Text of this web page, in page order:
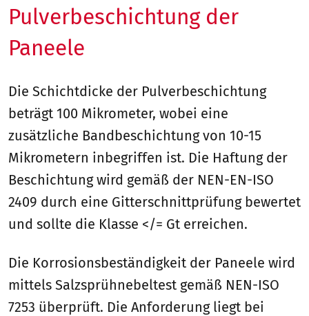
Pulverbeschichtung der
Paneele
Die Schichtdicke der Pulverbeschichtung
beträgt 100 Mikrometer, wobei eine
zusätzliche Bandbeschichtung von 10-15
Mikrometern inbegriffen ist. Die Haftung der
Beschichtung wird gemäß der NEN-EN-ISO
2409 durch eine Gitterschnittprüfung bewertet
und sollte die Klasse </= Gt erreichen.
Die Korrosionsbeständigkeit der Paneele wird
mittels Salzsprühnebeltest gemäß NEN-ISO
7253 überprüft. Die Anforderung liegt bei